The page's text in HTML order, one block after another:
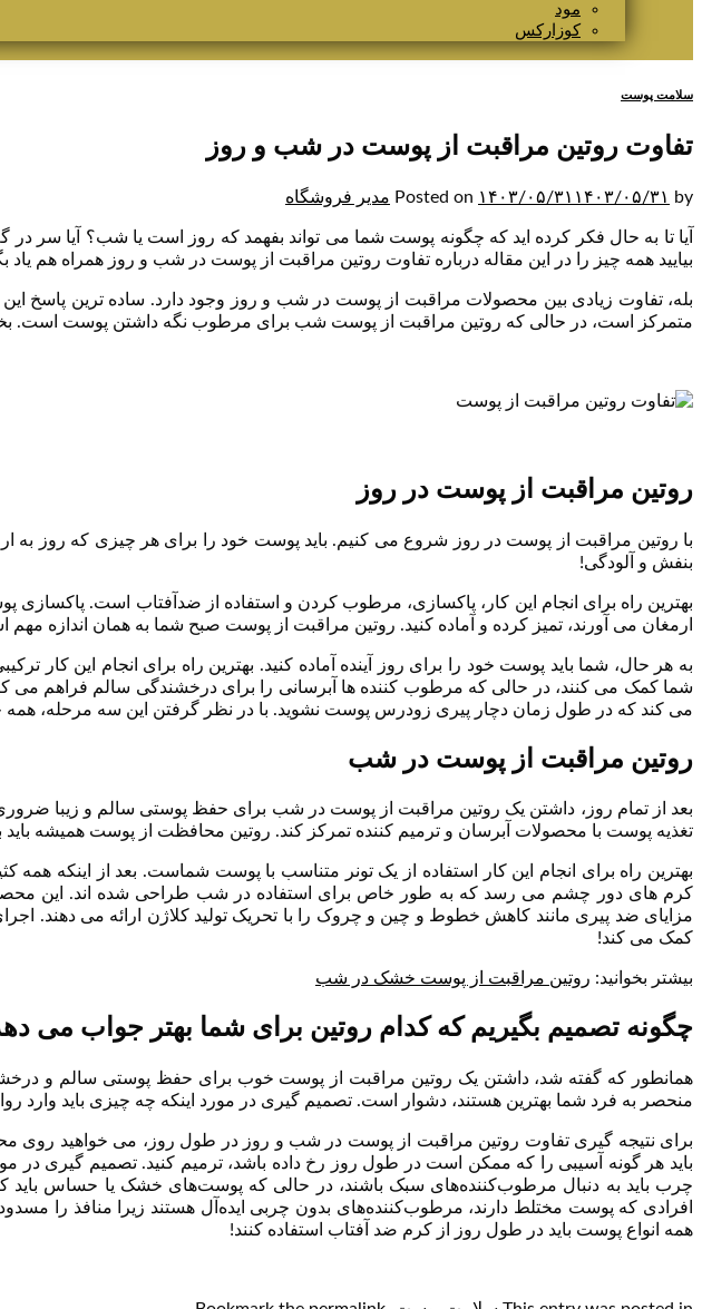
مود
کوزارکس
سلامت پوست
تفاوت روتین مراقبت از پوست در شب و روز
Posted on ۱۴۰۳/۰۵/۳۱ ۱۴۰۳/۰۵/۳۱ by مدیر فروشگاه
آیا تا به حال فکر کرده اید که چگونه پوست شما می تواند بفهمد که روز است یا شب؟ آیا سر
بیایید همه چیز را در این مقاله درباره تفاوت روتین مراقبت از پوست در شب و روز همراه هم یاد
بله، تفاوت زیادی بین محصولات مراقبت از پوست در شب و روز وجود دارد. ساده ترین پاسخ
متمرکز است، در حالی که روتین مراقبت از پوست شب برای مرطوب نگه داشتن پوست است.
روتین مراقبت از پوست در روز
با روتین مراقبت از پوست در روز شروع می کنیم. باید پوست خود را برای هر چیزی که روز به
بنفش و آلودگی!
بهترین راه برای انجام این کار، پاکسازی، مرطوب کردن و استفاده از ضدآفتاب است.
ارمغان می آورند، تمیز کرده و آماده کنید. روتین مراقبت از پوست صبح شما به همان اندازه
به هر حال، شما باید پوست خود را برای روز آینده آماده کنید. بهترین راه برای انجام این
می کند که در طول زمان دچار پیری زودرس پوست نشوید. با در نظر گرفتن این سه مرحله، همه
روتین مراقبت از پوست در شب
بعد از تمام روز، داشتن یک روتین مراقبت از پوست در شب برای حفظ پوستی سالم و زیبا
تغذیه پوست با محصولات آبرسان و ترمیم کننده تمرکز کند. روتین محافظت از پوست همیشه
بهترین راه برای انجام این کار استفاده از یک تونر متناسب با پوست شماست. بعد از اینکه
کرم های دور چشم می رسد که به طور خاص برای استفاده در شب طراحی شده اند. این
مزایای ضد پیری مانند کاهش خطوط و چین و چروک را با تحریک تولید کلاژن ارائه می
کمک می کند!
بیشتر بخوانید: روتین مراقبت از پوست خشک در شب
چگونه تصمیم بگیریم که کدام روتین برای شما بهتر جواب می
همانطور که گفته شد، داشتن یک روتین مراقبت از پوست خوب برای حفظ پوستی سالم و
منحصر به فرد شما بهترین هستند، دشوار است. تصمیم گیری در مورد اینکه چه چیزی باید
برای نتیجه گیری تفاوت روتین مراقبت از پوست در شب و روز در طول روز، می خواهید روی
باید هر گونه آسیبی را که ممکن است در طول روز رخ داده باشد، ترمیم کنید. تصمیم گیری
افرادی که پوست مختلط دارند، مرطوب‌کننده‌های بدون چربی ایده‌آل هستند زیرا منافذ را
همه انواع پوست باید در طول روز از کرم ضد آفتاب استفاده کنند!